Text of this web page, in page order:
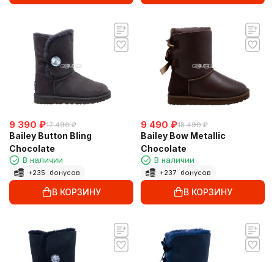
9 390 ₽17 490 ₽
Bailey Button Bling
Chocolate
В наличии
+235 бонусов
В КОРЗИНУ
9 490 ₽18 490 ₽
Bailey Bow Metallic
Chocolate
В наличии
+237 бонусов
В КОРЗИНУ